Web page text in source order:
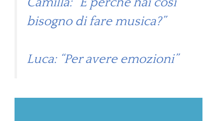
bisogno di fare musica?”
Luca: “Per avere emozioni”